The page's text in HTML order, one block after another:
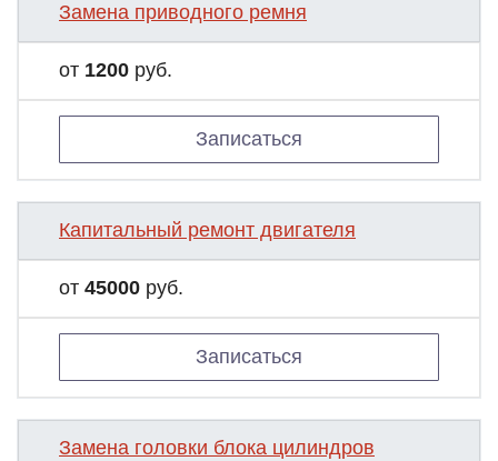
Замена приводного ремня
от 1200 руб.
Записаться
Капитальный ремонт двигателя
от 45000 руб.
Записаться
Замена головки блока цилиндров